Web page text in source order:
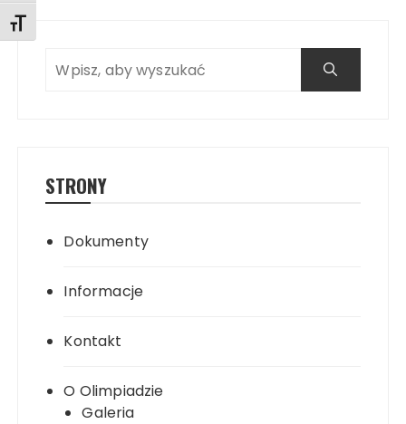
Toggle Font size
STRONY
Dokumenty
Informacje
Kontakt
O Olimpiadzie
Galeria